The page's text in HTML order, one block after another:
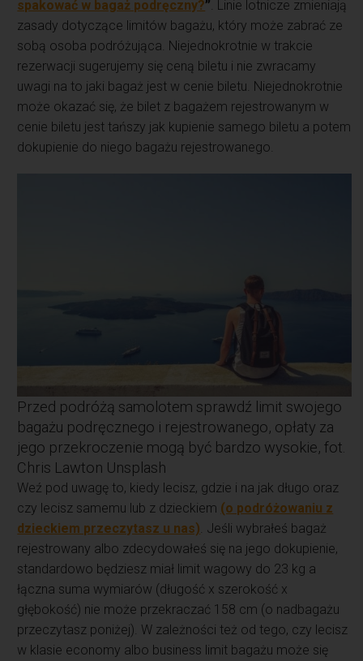
spakować w bagaż podręczny?” . Linie lotnicze zmieniają
zasady dotyczące limitów bagażu, który może zabrać ze
sobą osoba podróżująca. Niejednokrotnie w trakcie
rezerwacji sugerujemy się ceną biletu i nie zwracamy
uwagi na to jaki bagaż jest w cenie biletu. Niejednokrotnie
może okazać się, że bilet z bagażem rejestrowanym w
cenie biletu jest tańszy jak kupienie samego biletu a potem
dokupienie do niego bagażu rejestrowanego.
Przed podróżą samolotem sprawdź limit swojego
bagażu podręcznego i rejestrowanego, opłaty za
jego przekroczenie mogą być bardzo wysokie, fot.
Chris Lawton Unsplash
Weź pod uwagę to, kiedy lecisz, gdzie i na jak długo oraz
czy lecisz samemu lub z dzieckiem (o podróżowaniu z
dzieckiem przeczytasz u nas). Jeśli wybrałeś bagaż
rejestrowany albo zdecydowałeś się na jego dokupienie,
standardowo będziesz miał limit wagowy do 23 kg a
łączna suma wymiarów (długość x szerokość x
głębokość) nie może przekraczać 158 cm (o nadbagażu
przeczytasz poniżej). W zależności też od tego, czy lecisz
w klasie economy albo business limit bagażu może się